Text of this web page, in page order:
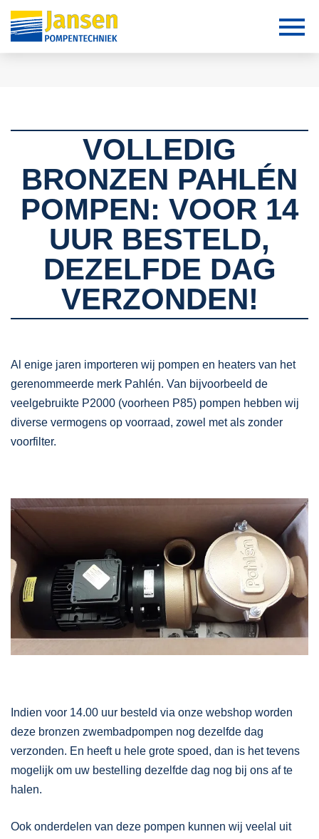
VOLLEDIG
BRONZEN PAHLÉN
POMPEN: VOOR 14
UUR BESTELD,
DEZELFDE DAG
VERZONDEN!
Al enige jaren importeren wij pompen en heaters van het
gerenommeerde merk Pahlén. Van bijvoorbeeld de
veelgebruikte P2000 (voorheen P85) pompen hebben wij
diverse vermogens op voorraad, zowel met als zonder
voorfilter.
Indien voor 14.00 uur besteld via onze webshop worden
deze bronzen zwembadpompen nog dezelfde dag
verzonden. En heeft u hele grote spoed, dan is het tevens
mogelijk om uw bestelling dezelfde dag nog bij ons af te
halen.
Ook onderdelen van deze pompen kunnen wij veelal uit